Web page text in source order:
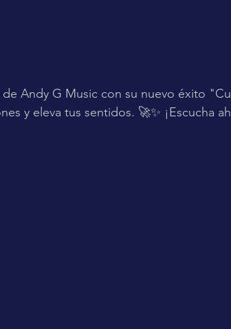
de Andy G Music con su nuevo éxito
y eleva tus sentidos. 🚀✨ ¡Escucha